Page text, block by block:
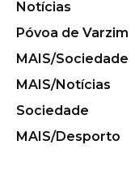
Notícias
Póvoa de Varzim
MAIS/Sociedade
MAIS/Notícias
Sociedade
MAIS/Desporto